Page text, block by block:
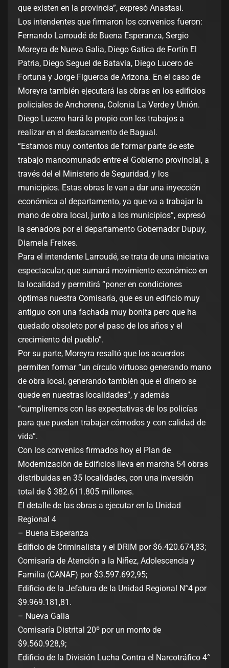
que existen en la provincia”, expresó Anastasi.
Los intendentes que firmaron los convenios fueron:
Fernando Larroudé de Buena Esperanza, Sergio
Moreyra de Nueva Galia, Diego Gatica de Fortín El
Patria, Diego Seguel de Batavia, Diego Lucero de
Fortuna y Jorge Figueroa de Arizona. En el caso de
Moreyra también ejecutará las obras en los edificios
policiales de Anchorena, Colonia La Verde y Unión.
Diego Lucero hará lo propio con los trabajos a
realizar en el destacamento de Bagual.
“Estamos muy contentos de formar parte de este
trabajo mancomunado entre el Gobierno provincial, a
través del el Ministerio de Seguridad, y los
municipios. Estas obras le van a dar una inyección
económica al departamento, ya que va a trabajar la
mano de obra local, junto a los municipios”, expresó
la senadora por el departamento Gobernador Dupuy,
Diamela Freixes.
Para el intendente Larroudé, se trata de una iniciativa
espectacular, que sumará movimiento económico en
la localidad y permitirá “poner en condiciones
óptimas nuestra Comisaría, que es un edificio muy
antiguo con una fachada muy bonita pero que ha
quedado obsoleto por el paso de los años y el
crecimiento del pueblo”.
Por su parte, Moreyra resaltó que los acuerdos
permiten formar “un círculo virtuoso generando mano
de obra local, generando también que el dinero se
quede en nuestras localidades”, y además
“cumpliremos con las expectativas de los policías
para que puedan trabajar cómodos y con calidad de
vida”.
Con los convenios firmados hoy el Plan de
Modernización de Edificios lleva en marcha 54 obras
distribuidas en 35 localidades, con una inversión
total de $ 382.611.805 millones.
El detalle de las obras a ejecutar en la Unidad
Regional 4
– Buena Esperanza
Edificio de Criminalista y el DRIM por $6.420.674,83;
Comisaría de Atención a la Niñez, Adolescencia y
Familia (CANAF) por $3.597.692,95;
Edificio de la Jefatura de la Unidad Regional N°4 por
$9.969.181,81.
– Nueva Galia
Comisaría Distrital 20º por un monto de
$9.560.928,9;
Edificio de la División Lucha Contra el Narcotráfico 4°